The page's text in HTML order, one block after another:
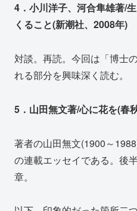
4．小川洋子、河合隼雄著/
くること(新潮社、2008年)
対談。再読。今回は「博士
れる部分を興味深く読む。
5．山田無文著/心に花を(春
著者の山田無文(1900～
の連載エッセイである。後
章。